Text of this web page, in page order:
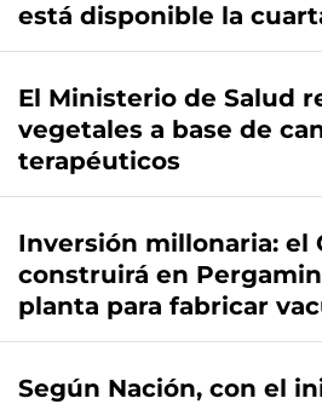
está disponible la
El Ministerio de Salud
vegetales a base de
terapéuticos
Inversión millonaria: el
construirá en
planta para fabricar
Según Nación, con el